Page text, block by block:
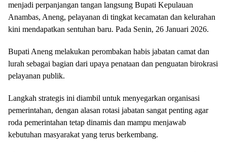
menjadi perpanjangan tangan langsung Bupati Kepulauan
Anambas, Aneng, pelayanan di tingkat kecamatan dan kelurahan
kini mendapatkan sentuhan baru. Pada Senin, 26 Januari 2026.
Bupati Aneng melakukan perombakan habis jabatan camat dan
lurah sebagai bagian dari upaya penataan dan penguatan birokrasi
pelayanan publik.
Langkah strategis ini diambil untuk menyegarkan organisasi
pemerintahan, dengan alasan rotasi jabatan sangat penting agar
roda pemerintahan tetap dinamis dan mampu menjawab
kebutuhan masyarakat yang terus berkembang.